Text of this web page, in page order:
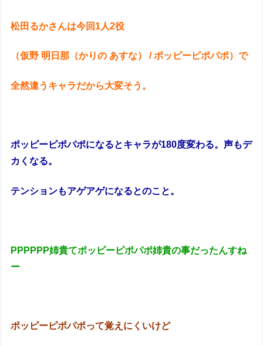
松田るかさんは今回1人2役
（仮野 明日那（かりの あすな） / ポッピーピポパポ）で
全然違うキャラだから大変そう。
ポッピーピポパポになるとキャラが180度変わる。声もデ
カくなる。
テンションもアゲアゲになるとのこと。
PPPPPP姉貴てポッピーピポパポ姉貴の事だったんすね
ー
ポッピーピポパポって覚えにくいけど